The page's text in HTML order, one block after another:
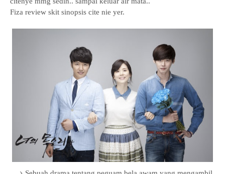
Fiza review skit sinopsis cite nie yer.